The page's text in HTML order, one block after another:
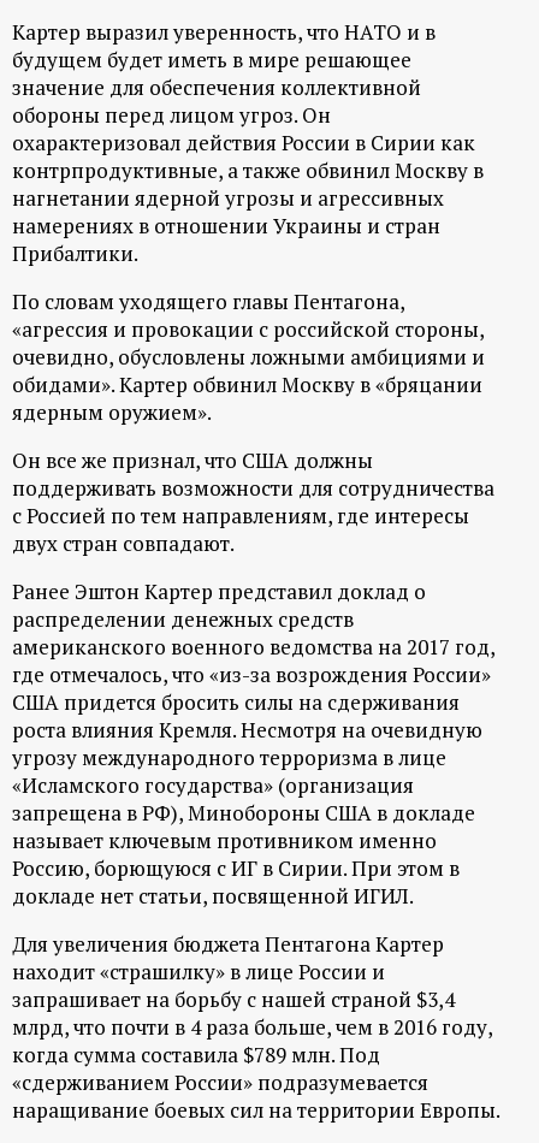
н
н
ы
й
п
о
р
т
а
л
Картер выразил уверенность, что НАТО и в
будущем будет иметь в мире решающее
значение для обеспечения коллективной
обороны перед лицом угроз. Он
охарактеризовал действия России в Сирии как
контрпродуктивные, а также обвинил Москву в
нагнетании ядерной угрозы и агрессивных
намерениях в отношении Украины и стран
Прибалтики.
По словам уходящего главы Пентагона,
«агрессия и провокации с российской стороны,
очевидно, обусловлены ложными амбициями и
обидами». Картер обвинил Москву в «бряцании
ядерным оружием».
Он все же признал, что США должны
поддерживать возможности для сотрудничества
с Россией по тем направлениям, где интересы
двух стран совпадают.
Ранее Эштон Картер представил доклад о
распределении денежных средств
американского военного ведомства на 2017 год,
где отмечалось, что «из-за возрождения России»
США придется бросить силы на сдерживания
роста влияния Кремля. Несмотря на очевидную
угрозу международного терроризма в лице
«Исламского государства» (организация
запрещена в РФ), Минобороны США в докладе
называет ключевым противником именно
Россию, борющуюся с ИГ в Сирии. При этом в
докладе нет статьи, посвященной ИГИЛ.
Для увеличения бюджета Пентагона Картер
находит «страшилку» в лице России и
запрашивает на борьбу с нашей страной $3,4
млрд, что почти в 4 раза больше, чем в 2016 году,
когда сумма составила $789 млн. Под
«сдерживанием России» подразумевается
наращивание боевых сил на территории Европы.